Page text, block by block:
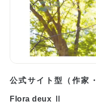
公式サイト型（作家
Flora deux Ⅱ